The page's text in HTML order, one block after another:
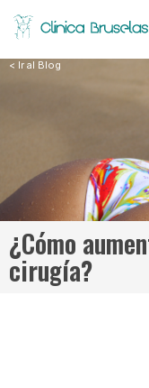
< Ir al Blog
¿Cómo
cirugía?